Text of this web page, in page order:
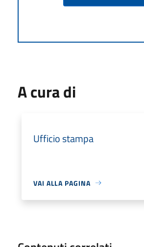
A cura di
Ufficio stampa
VAI ALLA PAGINA